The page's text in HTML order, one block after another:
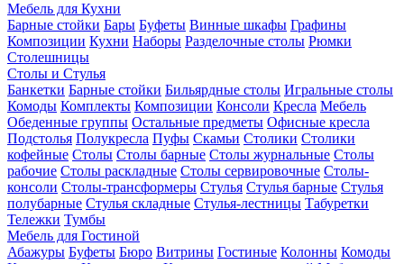
Мебель для Кухни
Барные стойки Бары Буфеты Винные шкафы Графины
Композиции Кухни Наборы Разделочные столы Рюмки
Столешницы
Столы и Стулья
Банкетки Барные стойки Бильярдные столы Игральные столы
Комоды Комплекты Композиции Консоли Кресла Мебель
Обеденные группы Остальные предметы Офисные кресла
Подстолья Полукресла Пуфы Скамьи Столики Столики
кофейные Столы Столы барные Столы журнальные Столы
рабочие Столы раскладные Столы сервировочные Столы-
консоли Столы-трансформеры Стулья Стулья барные Стулья
полубарные Стулья складные Стулья-лестницы Табуретки
Тележки Тумбы
Мебель для Гостиной
Абажуры Буфеты Бюро Витрины Гостиные Колонны Комоды